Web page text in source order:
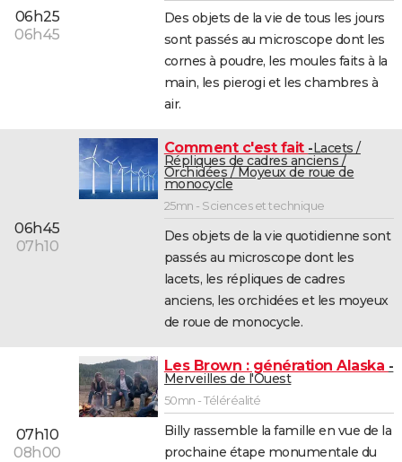
06h25
06h45
Des objets de la vie de tous les jours
sont passés au microscope dont les
cornes à poudre, les moules faits à la
main, les pierogi et les chambres à
air.
06h45
07h10
Comment c'est fait Lacets /
Répliques de cadres anciens /
Orchidées / Moyeux de roue de
monocycle
25mn - Sciences et technique
Des objets de la vie quotidienne sont
passés au microscope dont les
lacets, les répliques de cadres
anciens, les orchidées et les moyeux
de roue de monocycle.
07h10
08h00
Les Brown : génération Alaska
Merveilles de l'Ouest
50mn - Téléréalité
Billy rassemble la famille en vue de la
prochaine étape monumentale du